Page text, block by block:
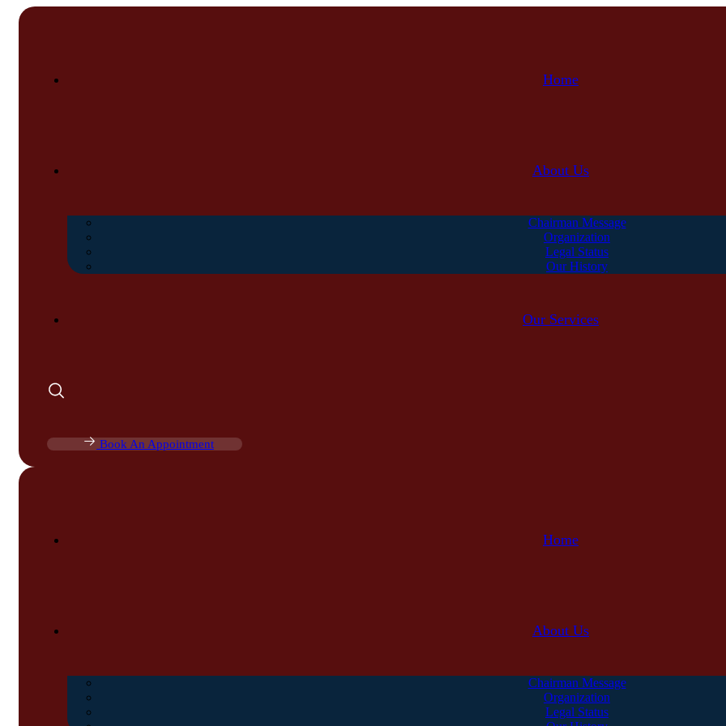
Home
About Us
Chairman Message
Organization
Legal Status
Our History
Our Services
Book An Appointment
Home
About Us
Chairman Message
Organization
Legal Status